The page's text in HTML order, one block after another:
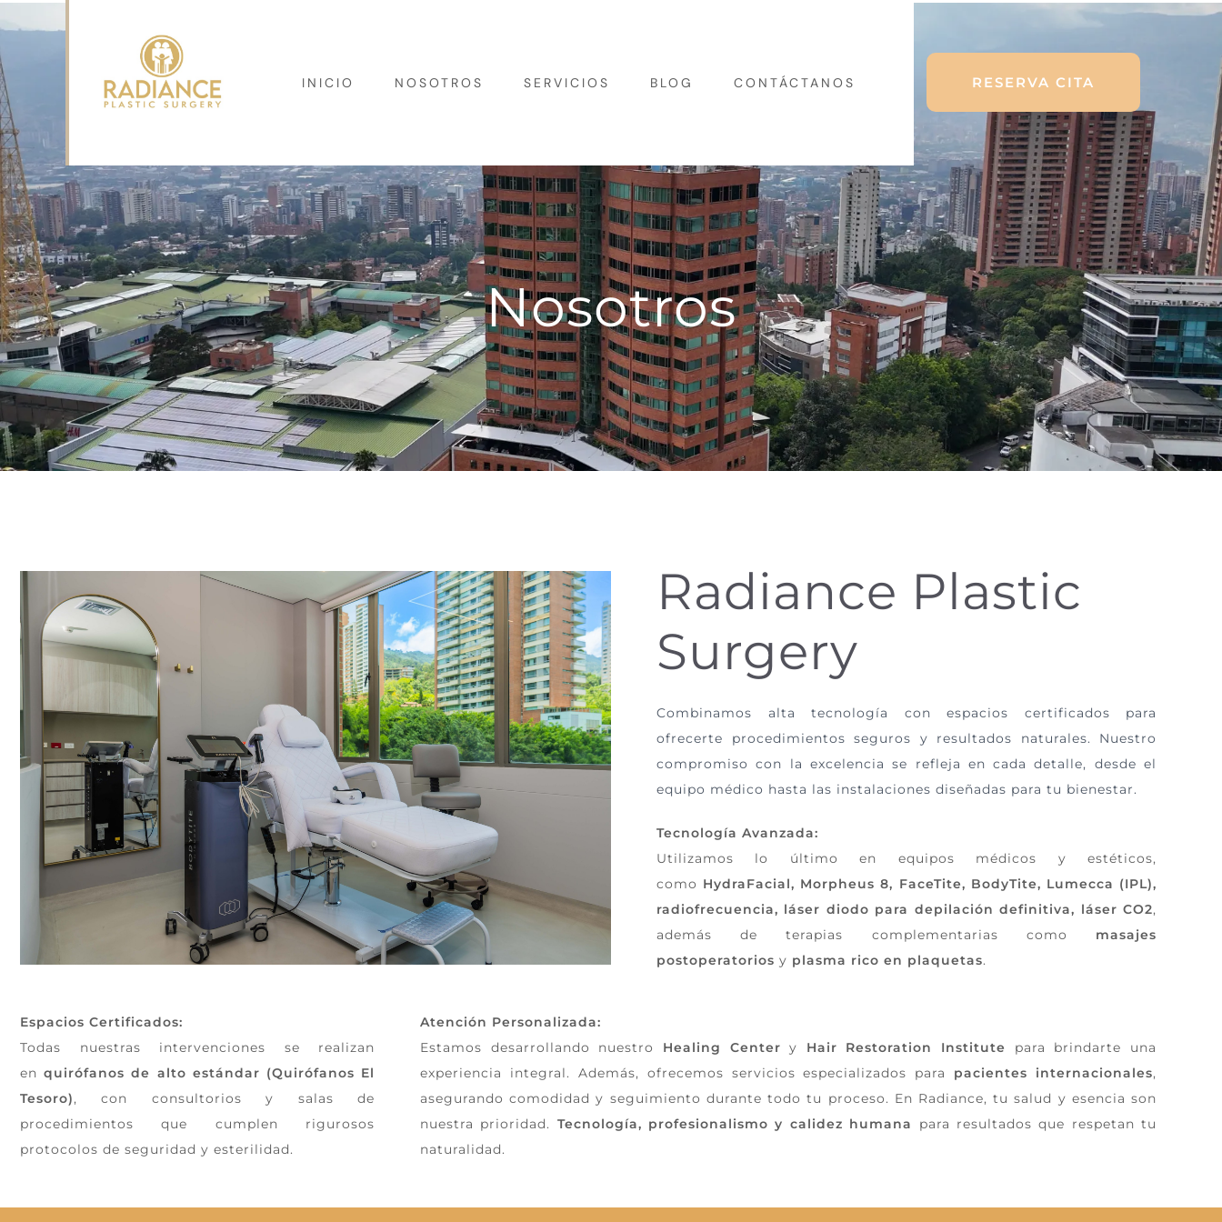
INICIO NOSOTROS SERVICIOS BLOG CONTÁCTANOS RESERVA CITA
Nosotros
Radiance Plastic
Surgery
Combinamos alta tecnología con espacios certificados para
ofrecerte procedimientos seguros y resultados naturales. Nuestro
compromiso con la excelencia se refleja en cada detalle, desde el
equipo médico hasta las instalaciones diseñadas para tu bienestar.
Tecnología Avanzada:
Utilizamos lo último en equipos médicos y estéticos,
como HydraFacial, Morpheus 8, FaceTite, BodyTite, Lumecca (IPL),
radiofrecuencia, láser diodo para depilación definitiva, láser CO2,
además de terapias complementarias como masajes
postoperatorios y plasma rico en plaquetas.
Espacios Certificados:
Todas nuestras intervenciones se realizan
enquirófanos de alto estándar (Quirófanos El
Tesoro), con consultorios y salas de
procedimientos que cumplen rigurosos
protocolos de seguridad y esterilidad.
Atención Personalizada:
Estamos desarrollando nuestro Healing Center y Hair Restoration Institute
para brindarte una
experiencia integral. Además, ofrecemos servicios especializados para pacientes internacionales,
asegurando comodidad y seguimiento durante todo tu proceso. En Radiance, tu salud y esencia son
nuestra prioridad. Tecnología, profesionalismo y calidez humana
para resultados que respetan tu
naturalidad.